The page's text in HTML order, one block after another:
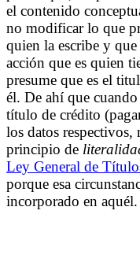
el contenido
no modificar lo que
quien la escribe y
acción que es quien
presume que es el
él. De ahí que
título de crédito
los datos
principio de
Ley General de
porque esa
incorporado en aquél.